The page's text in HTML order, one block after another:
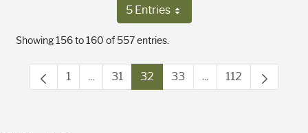
5 EntriesPer Page
Showing 156 to 160 of 557 entries.
Page
1 ...Intermediate Pages Use TAB to navigate.
Page
31 Page
32 Page
33 ...Intermediate Pages
Page
112